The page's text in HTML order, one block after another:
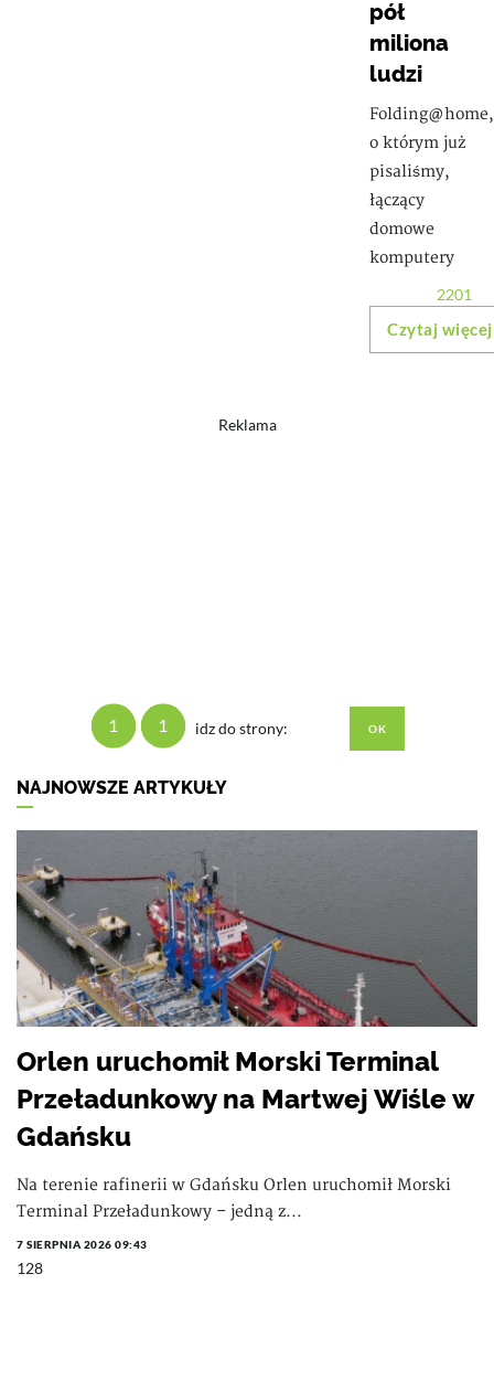
pół
miliona
ludzi
o którym już
pisaliśmy,
łączący
domowe
komputery
2201
Czytaj więcej
Reklama
1 1 idz do strony:
NAJNOWSZE ARTYKUŁY
Orlen uruchomił Morski Terminal
Przeładunkowy na Martwej Wiśle w
Gdańsku
Na terenie rafinerii w Gdańsku Orlen uruchomił Morski
Terminal Przeładunkowy – jedną z...
7 SIERPNIA 2026 09:43
128